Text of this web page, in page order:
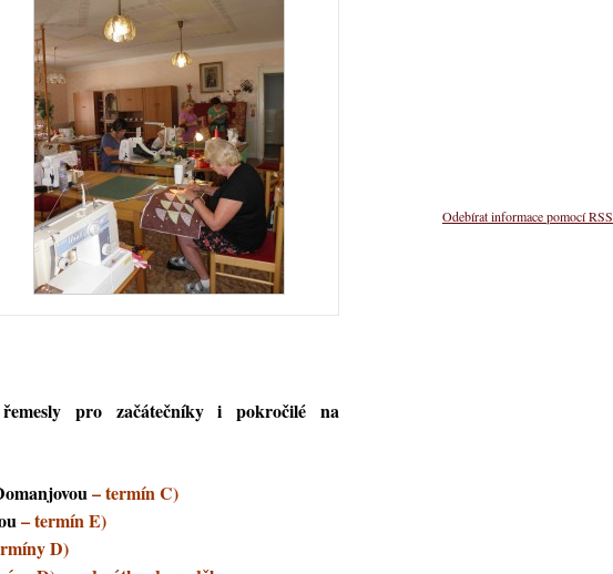
pro začátečníky i pokročilé na
– termín C)
– termín E)
D)
Odebírat informace pomocí RSS